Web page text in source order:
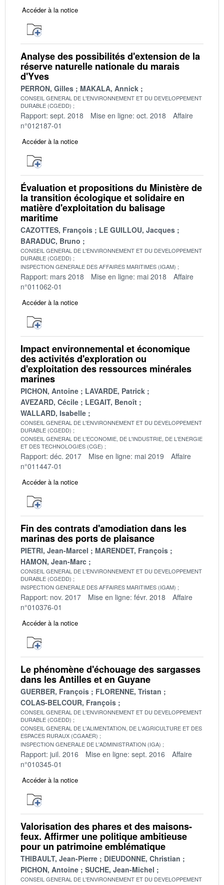
Accéder à la notice
Analyse des possibilités d'extension de la
réserve naturelle nationale du marais
d'Yves
PERRON, Gilles MAKALA, Annick
CONSEIL GENERAL DE L'ENVIRONNEMENT ET DU DEVELOPPEMENT
DURABLE (CGEDD)
Rapport: sept. 2018 Mise en ligne: oct. 2018
Affaire
n°012187-01
Accéder à la notice
Évaluation et propositions du Ministère de
la transition écologique et solidaire en
matière d'exploitation du balisage
maritime
CAZOTTES, François
LE GUILLOU, Jacques
BARADUC, Bruno
CONSEIL GENERAL DE L'ENVIRONNEMENT ET DU DEVELOPPEMENT
DURABLE (CGEDD)
INSPECTION GENERALE DES AFFAIRES MARITIMES (IGAM)
Rapport: mars 2018 Mise en ligne: mai 2018
Affaire
n°011062-01
Accéder à la notice
Impact environnemental et économique
des activités d'exploration ou
d'exploitation des ressources minérales
marines
PICHON, Antoine
LAVARDE, Patrick
AVEZARD, Cécile
LEGAIT, Benoît
WALLARD, Isabelle
CONSEIL GENERAL DE L'ENVIRONNEMENT ET DU DEVELOPPEMENT
DURABLE (CGEDD)
CONSEIL GENERAL DE L'ECONOMIE, DE L'INDUSTRIE, DE L'ENERGIE
ET DES TECHNOLOGIES (CGE)
Rapport: déc. 2017 Mise en ligne: mai 2019
Affaire
n°011447-01
Accéder à la notice
Fin des contrats d'amodiation dans les
marinas des ports de plaisance
PIETRI, Jean-Marcel
MARENDET, François
HAMON, Jean-Marc
CONSEIL GENERAL DE L'ENVIRONNEMENT ET DU DEVELOPPEMENT
DURABLE (CGEDD)
INSPECTION GENERALE DES AFFAIRES MARITIMES (IGAM)
Rapport: nov. 2017 Mise en ligne: févr. 2018
Affaire
n°010376-01
Accéder à la notice
Le phénomène d'échouage des sargasses
dans les Antilles et en Guyane
GUERBER, François
FLORENNE, Tristan
COLAS-BELCOUR, François
CONSEIL GENERAL DE L'ENVIRONNEMENT ET DU DEVELOPPEMENT
DURABLE (CGEDD)
CONSEIL GENERAL DE L'ALIMENTATION, DE L'AGRICULTURE ET DES
ESPACES RURAUX (CGAAER)
INSPECTION GENERALE DE L'ADMINISTRATION (IGA)
Rapport: juil. 2016 Mise en ligne: sept. 2016
Affaire
n°010345-01
Accéder à la notice
Valorisation des phares et des maisons-
feux. Affirmer une politique ambitieuse
pour un patrimoine emblématique
THIBAULT, Jean-Pierre
DIEUDONNE, Christian
PICHON, Antoine
SUCHE, Jean-Michel
CONSEIL GENERAL DE L'ENVIRONNEMENT ET DU DEVELOPPEMENT